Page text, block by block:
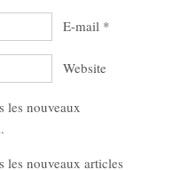
E-mail *
Website
les nouveaux
les nouveaux articles